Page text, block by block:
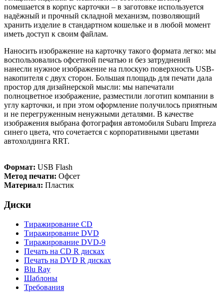
помешается в корпус карточки – в заготовке используется
надёжный и прочный складной механизм, позволяющий
хранить изделие в стандартном кошельке и в любой момент
иметь доступ к своим файлам.
Наносить изображение на карточку такого формата легко: мы
воспользовались офсетной печатью и без затруднений
нанесли нужное изображение на плоскую поверхность USB-
накопителя с двух сторон. Большая площадь для печати дала
простор для дизайнерской мысли: мы напечатали
полноцветное изображение, разместили логотип компании в
углу карточки, и при этом оформление получилось приятным
и не перегруженным ненужными деталями. В качестве
изображения выбрана фотография автомобиля Subaru Impreza
синего цвета, что сочетается с корпоративными цветами
автохолдинга RRT.
Формат: USB Flash
Метод печати: Офсет
Материал: Пластик
Диски
Тиражирование CD
Тиражирование DVD
Тиражирование DVD-9
Печать на CD R дисках
Печать на DVD R дисках
Blu Ray
Шаблоны
Требования